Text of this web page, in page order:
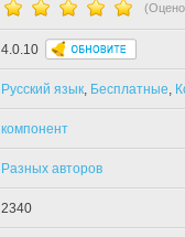
4.0.10
Русский язык, Бесплатные,
компонент
Разных авторов
2340